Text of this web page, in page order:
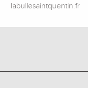
labullesaintquentin.fr